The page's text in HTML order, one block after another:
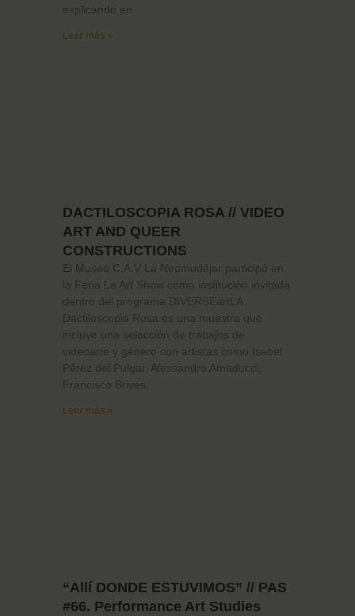
explicando en
Leer más »
DACTILOSCOPIA ROSA // VIDEO
ART AND QUEER
CONSTRUCTIONS
El Museo C.A.V La Neomudéjar participó en
la Feria La Art Show como institución invitada
dentro del programa DIVERSEartLA.
Dactiloscopia Rosa es una muestra que
incluye una selección de trabajos de
videoarte y género con artistas como Isabel
Pérez del Pulgar, Alessandro Amaducci,
Francisco Brives,
Leer más »
“Allí DONDE ESTUVIMOS” // PAS
#66. Performance Art Studies